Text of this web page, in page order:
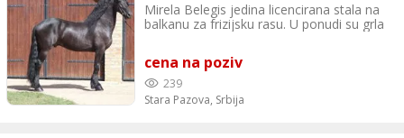
Mirela Belegis jedina licencirana stala na
balkanu za frizijsku rasu. U ponudi su grla
10god, nudimo vam zdrebad, pastuve,
kobile, kastrate i zdrebne kobile. Grla
mogu biti obučena za zapregu i/ili jahanje,
neobucena ili samo socijalizovana.
Takodje nudimo i pansion za vašeg
cena na poziv
239
Stara Pazova, Srbija